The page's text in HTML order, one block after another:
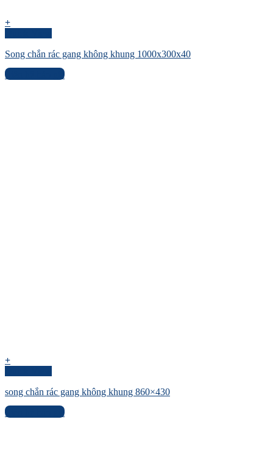
+
Song chắn rác gang không khung 1000x300x40
Liên hệ báo giá
+
song chắn rác gang không khung 860×430
Liên hệ báo giá